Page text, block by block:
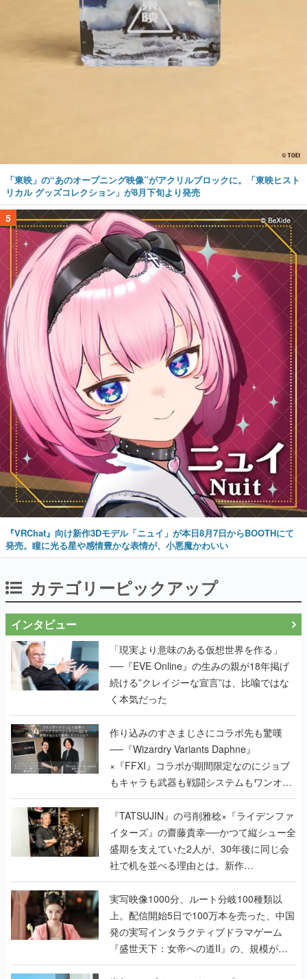
「東映」の“あのオープニング映像”がアクリルブロックに。「東映ヒスト
リカル グッズコレクション」が8月下旬より発売
5
『VRChat』向け新作3Dモデル「ニュイ」が本日8月7日からBOOTHにて
発売。瞳に光る星や感情豊かな表情が、小悪魔かわいい
カテゴリーピックアップ
インタビュー
「現実より意味のある仮想世界を作る」
──『EVE Online』の生みの親が18年掲げ
続ける”クレイジーな宣言”は、比喩ではな
く本気だった
作り込みのすさまじさにコラボ先も驚嘆
──『Wizardry Variants Daphne』
×『FFXI』コラボが期間限定なのにジョブ
もキャラも武器も戦闘システムもワンオフ
で作り込まれた理由を両ディレクターに聞
く
『TATSUJIN』の弓削雅稔×『ライデンファ
イターズ』の齋藤貴幸──かつて縦シュー全
盛期を支えていた2人が、30年後に同じ会
社で机を並べる理由とは。新作
『TATSUJIN EXTREME』で初タッグを組
んだレジェンド2人に訊く開発秘話
実写映像1000分、ルート分岐100種類以
上。配信開始5日で100万本を売った、中国
発の実写インタラクティブドラマゲーム
『盛世天下：女帝への道II』の、規模が違
うこだわりをプロデューサーに聞いた